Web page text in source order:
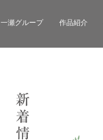
一瀬グループ 作品紹介